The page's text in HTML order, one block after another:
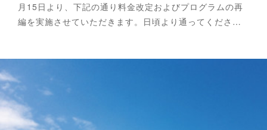
月15日より、下記の通り料金改定およびプログラムの再
編を実施させていただきます。日頃より通ってくださ…